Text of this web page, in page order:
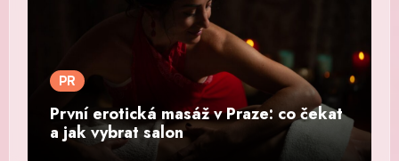
PR
První erotická masáž v Praze: co čekat
a jak vybrat salon